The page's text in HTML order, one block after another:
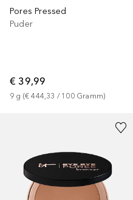
Pores Pressed
Puder
€ 39,99
9 g (€ 444,33 / 100 Gramm)